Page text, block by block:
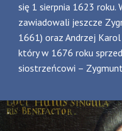
się 1 sierpnia 1623 roku.
zawiadowali jeszcze
1661) oraz Andrzej
który w 1676 roku
siostrzeńcowi –